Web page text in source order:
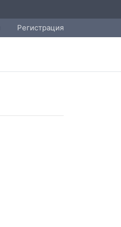
Регистрация